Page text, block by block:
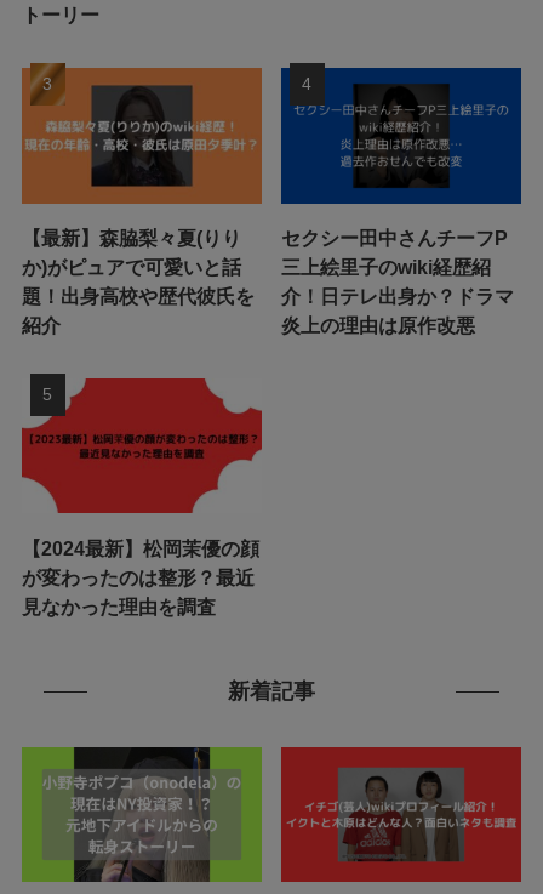
トーリー
【最新】森脇梨々夏(りり
か)がピュアで可愛いと話
題！出身高校や歴代彼氏を
紹介
セクシー田中さんチーフP
三上絵里子のwiki経歴紹
介！日テレ出身か？ドラマ
炎上の理由は原作改悪
【2024最新】松岡茉優の顔
が変わったのは整形？最近
見なかった理由を調査
新着記事